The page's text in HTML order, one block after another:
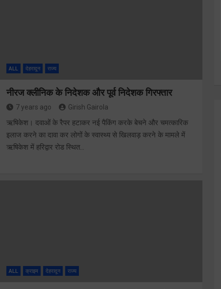
ALL देहरादून राज्य
नीरज क्लीनिक के निदेशक और पूर्व निदेशक गिरफ्तार
7 years ago Girish Gairola
ऋषिकेश। दवाओं के रैपर हटाकर नई पैकिंग करके बेचने और चमत्कारिक
इलाज करने का दावा कर लोगों के स्वास्थ्य से खिलवाड़ करने के मामले में
ऋषिकेश में हरिद्वार रोड स्थित…
ALL क्राइम देहरादून राज्य